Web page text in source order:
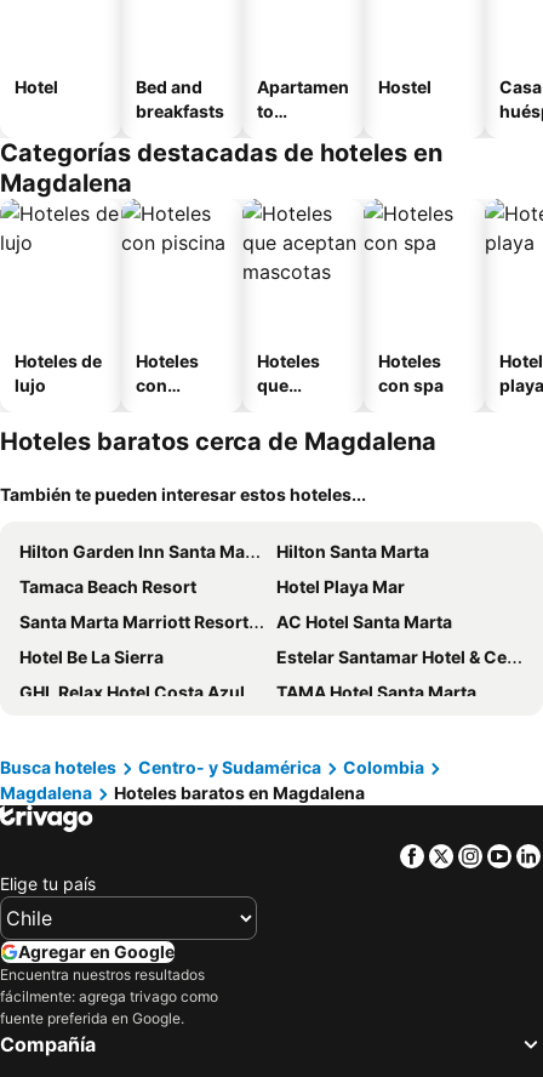
Hotel
Bed and
breakfasts
Apartamen
to
o
Hostel
Categorías destacadas de hoteles en
Magdalena
Hoteles de
lujo
Hoteles
con
Hoteles
que
mascotas
Hoteles
con spa
playa
Hoteles baratos cerca de Magdalena
También te pueden interesar estos hoteles...
Hilton Garden Inn Santa Marta
Hilton Santa Marta
Tamaca Beach Resort
Hotel Playa Mar
Santa Marta Marriott Resort Playa Dormida
AC Hotel Santa Marta
Hotel Be La Sierra
Estelar Santamar Hotel & Centro De Convenciones
GHL Relax Hotel Costa Azul
TAMA Hotel Santa Marta
Sanha Plus Hotel
Zuana Beach Resort
Courtyard by Marriott Santa Marta Resort
Hotel Valladolid
Del Mar Hotel
Hotel Santorini Resort
Hotel Portobahia Santa Marta Rodadero
Casa de Leda, a Kali Hotel
Hotel Axis Inn By GEH Suites
Hotel La Riviera
Hotel Tucuraca by DOT Tradition
Busca hoteles Centro- y Sudamérica
Colombia
Magdalena
Hoteles baratos en Magdalena
Facebook
Twitter
Elige tu país
Agregar en Google
Encuentra nuestros resultados
fácilmente: agrega trivago como
fuente preferida en Google.
Compañía